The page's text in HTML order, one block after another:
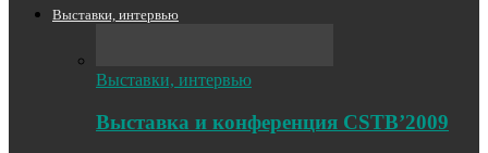
Выставки, интервью
Выставки, интервью
Выставка и конференция CSTB’2009